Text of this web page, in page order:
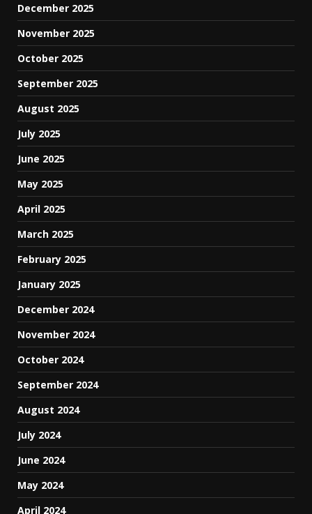
December 2025
November 2025
October 2025
September 2025
August 2025
July 2025
June 2025
May 2025
April 2025
March 2025
February 2025
January 2025
December 2024
November 2024
October 2024
September 2024
August 2024
July 2024
June 2024
May 2024
April 2024